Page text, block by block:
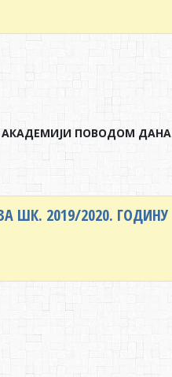
АКАДЕМИЈИ ПОВОДОМ ДАНА
ШК. 2019/2020. ГОДИНУ